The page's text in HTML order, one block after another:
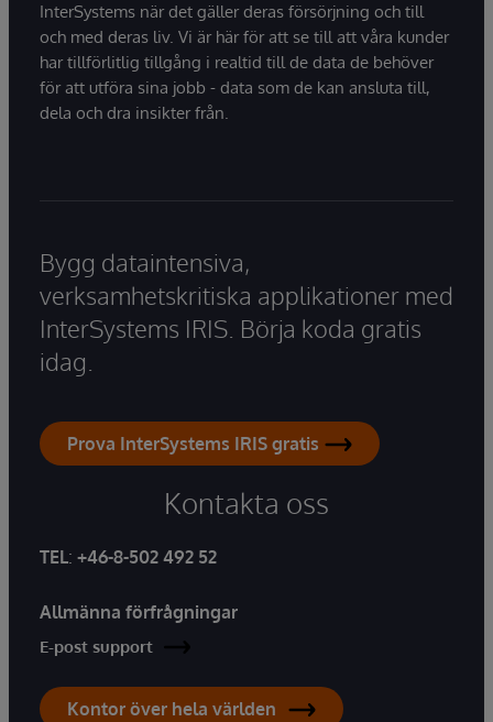
InterSystems när det gäller deras försörjning och till
och med deras liv. Vi är här för att se till att våra kunder
har tillförlitlig tillgång i realtid till de data de behöver
för att utföra sina jobb - data som de kan ansluta till,
dela och dra insikter från.
Bygg dataintensiva,
verksamhetskritiska applikationer med
InterSystems IRIS. Börja koda gratis
idag.
Prova InterSystems IRIS gratis
Kontakta oss
TEL: +46-8-502 492 52
Allmänna förfrågningar
E-post support
Kontor över hela världen